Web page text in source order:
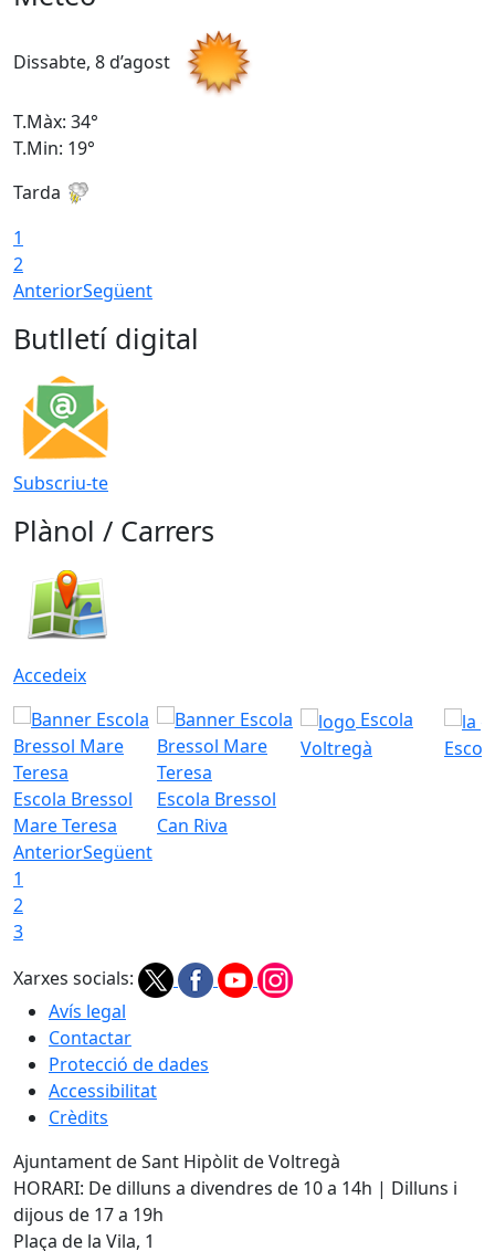
Dissabte, 8 d’agost
T.Màx: 34°
T.Min: 19°
Tarda
1
2
AnteriorSegüent
Butlletí digital
Subscriu-te
Plànol / Carrers
Accedeix
Escola Bressol
Mare Teresa
Escola Bressol
Can Riva
Escola
Voltregà
AnteriorSegüent
1
2
3
Xarxes socials:
Avís legal
Contactar
Protecció de dades
Accessibilitat
Crèdits
Ajuntament de Sant Hipòlit de Voltregà
HORARI: De dilluns a divendres de 10 a 14h | Dilluns i
dijous de 17 a 19h
Plaça de la Vila, 1